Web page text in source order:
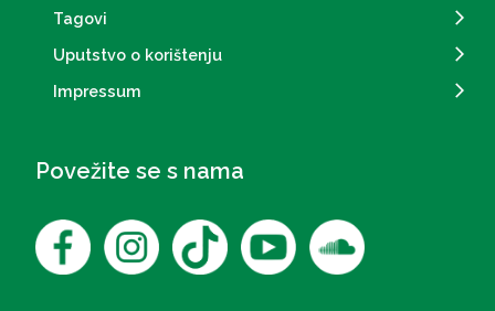
Tagovi
Uputstvo o korištenju
Impressum
Povežite se s nama